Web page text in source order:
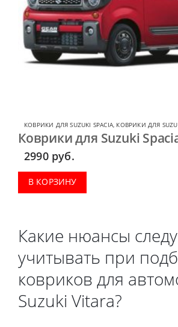
КОВРИКИ ДЛЯ SUZUKI SPACIA, КОВРИКИ ДЛЯ
Коврики для Suzuki
2990 руб.
В КОРЗИНУ
Какие нюансы
учитывать при
ковриков для
Suzuki Vitara?